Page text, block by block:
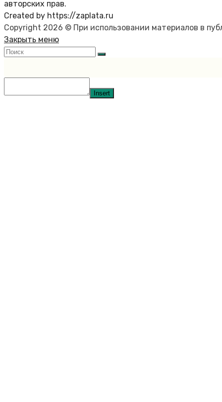
авторских прав.
Created by https://zaplata.ru
Copyright 2026 © При использовании материалов в
Закрыть меню
Insert